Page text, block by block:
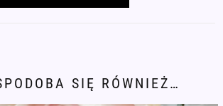
alfabet
kwarc
SIĘ RÓWNIEŻ…